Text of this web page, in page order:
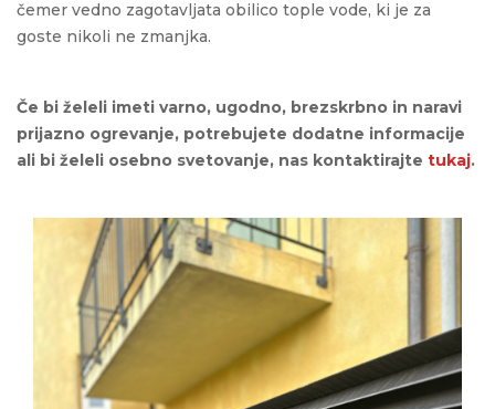
čemer vedno zagotavljata obilico tople vode, ki je za
goste nikoli ne zmanjka.
Če bi želeli imeti varno, ugodno, brezskrbno in naravi
prijazno ogrevanje, potrebujete dodatne informacije
ali bi želeli osebno svetovanje, nas kontaktirajte tukaj.